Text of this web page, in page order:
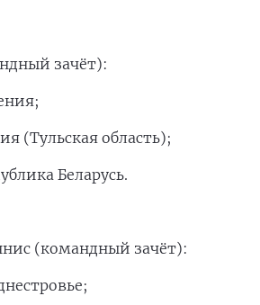
зачёт):
(Тульская область);
Беларусь.
(командный зачёт):